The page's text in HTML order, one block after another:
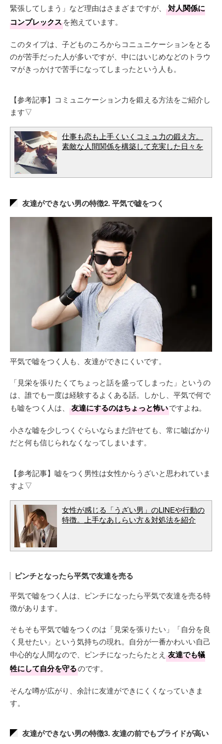
緊張してしまう」など理由はさまざまですが、
対人関係に
コンプレックスを抱えています。
このタイプは、子どものころからコニュニケーションをとる
のが苦手だった人が多いですが、中にはいじめなどのトラウ
マがきっかけで苦手になってしまったという人も。
【参考記事】コミュニケーション力を鍛える方法をご紹介し
ます▽
仕事も恋も上手くいくコミュ力の鍛え方。
素敵な人間関係を構築して充実した日々を
友達ができない男の特徴2. 平気で嘘をつく
平気で嘘をつく人も、友達ができにくいです。
「見栄を張りたくてちょっと話を盛ってしまった」というの
は、誰でも一度は経験するよくある話。しかし、平気で何で
も嘘をつく人は、
友達にするのはちょっと怖いですよね。
小さな嘘を少しつくぐらいならまだ許せても、常に嘘ばかり
だと何も信じられなくなってしまいます。
【参考記事】嘘をつく男性は女性からうざいと思われていま
すよ▽
女性が感じる「うざい男」のLINEや行動の
特徴。上手なあしらい方＆対処法を紹介
ピンチとなったら平気で友達を売る
平気で嘘をつく人は、ピンチになったら平気で友達を売る特
徴があります。
そもそも平気で嘘をつくのは「見栄を張りたい」「自分を良
く見せたい」という気持ちの現れ。自分が一番かわいい自己
中心的な人間なので、ピンチになったらたとえ 友達でも犠
牲にして自分を守るのです。
そんな噂が広がり、余計に友達ができにくくなっていきま
す。
友達ができない男の特徴3. 友達の前でもプライドが高い